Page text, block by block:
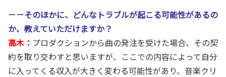
－－そのほかに、どんなトラブルが起こる可能性があるの
か、教えていただけますか？
高木： プロダクションから曲の発注を受けた場合、その契
約を取り交わすと思いますが、ここでの内容によって自分
に入ってくる収入が大きく変わる可能性があり、音楽クリ